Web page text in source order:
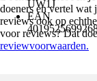
UW1J
EAN
doeners en vertel wat
reviews ook op
voor reviews? Dat
reviewvoorwaarden.